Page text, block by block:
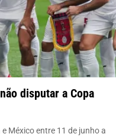
disputar a Copa
México entre 11 de junho a